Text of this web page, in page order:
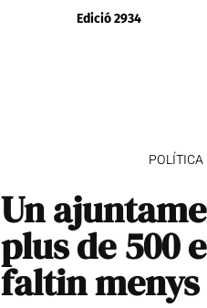
Edició 2934
POLÍTICA
Un
plus de 500
faltin menys